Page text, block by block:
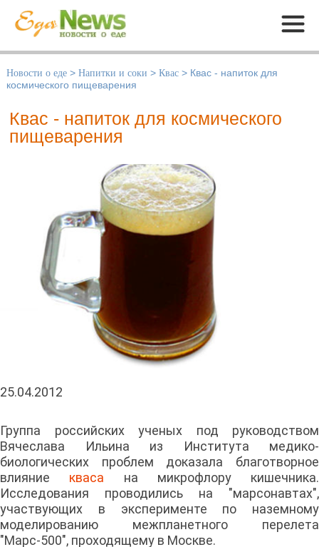
Меню
Новости о еде > Напитки и соки > Квас > Квас - напиток для
космического пищеварения
Квас - напиток для космического
пищеварения
25.04.2012
Группа российских ученых под руководством
Вячеслава Ильина из Института медико-
биологических проблем доказала благотворное
влияние кваса на микрофлору кишечника.
Исследования проводились на "марсонавтах",
участвующих в эксперименте по наземному
моделированию межпланетного перелета
"Марс-500", проходящему в Москве.